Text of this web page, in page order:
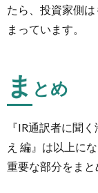
たら、投資家側
まっています。
ま とめ
『IR通訳者に聞
え 編』は以上にな
重要な部分をまと